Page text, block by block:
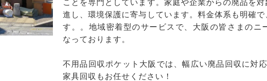
ことを専門としています。家庭や企業からの廃品を
進し、環境保護に寄与しています。料金体系も明確
す。。地域密着型のサービスで、大阪の皆さまのニ
なっております。
不用品回収ポケット大阪では、幅広い廃品回収に対
家具回収もお任せください！